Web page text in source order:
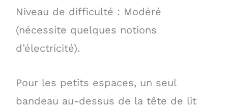
Niveau de difficulté : Modéré
(nécessite quelques notions
d’électricité).
Pour les petits espaces, un seul
bandeau au-dessus de la tête de lit